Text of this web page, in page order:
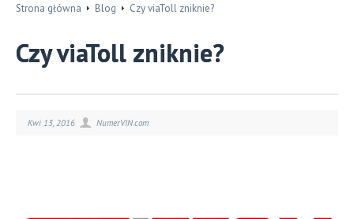
Strona główna Blog Czy viaToll zniknie?
Czy viaToll zniknie?
Kwi 13, 2016 NumerVIN.com